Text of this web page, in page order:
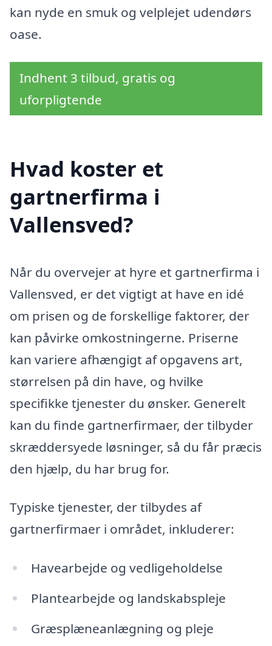
kan nyde en smuk og velplejet udendørs
oase.
Indhent 3 tilbud, gratis og
uforpligtende
Hvad koster et
gartnerfirma i
Vallensved?
Når du overvejer at hyre et gartnerfirma i
Vallensved, er det vigtigt at have en idé
om prisen og de forskellige faktorer, der
kan påvirke omkostningerne. Priserne
kan variere afhængigt af opgavens art,
størrelsen på din have, og hvilke
specifikke tjenester du ønsker. Generelt
kan du finde gartnerfirmaer, der tilbyder
skræddersyede løsninger, så du får præcis
den hjælp, du har brug for.
Typiske tjenester, der tilbydes af
gartnerfirmaer i området, inkluderer:
Havearbejde og vedligeholdelse
Plantearbejde og landskabspleje
Græsplæneanlægning og pleje